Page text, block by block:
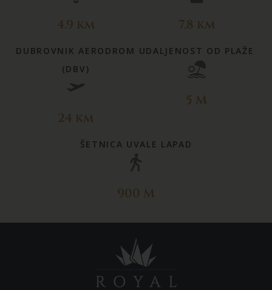
4.9 km 7.8 km
DUBROVNIK AERODROM
(DBV)
24 km
UDALJENOST OD PLAŽE
5 M
ŠETNICA UVALE LAPAD
900 M